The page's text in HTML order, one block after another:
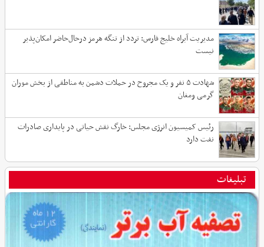
مدیریت آبراه خلیج فارس: تردد از تنگه هرمز درحال‌حاضر امکان‌پذیر
نیست
شهادت ۵ نفر و یک مجروح در حملات دشمن به مناطقی از بخش موران
گرمی ومغان
رئیس کمیسیون انرژی مجلس: خارگ نقش حیاتی در پایداری صادرات
نفت دارد
تبلیغات